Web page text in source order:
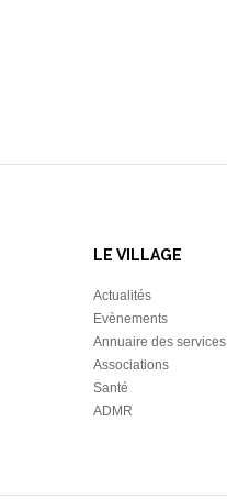
LE VILLAGE
Actualités
Evènements
Annuaire des services
Associations
Santé
ADMR